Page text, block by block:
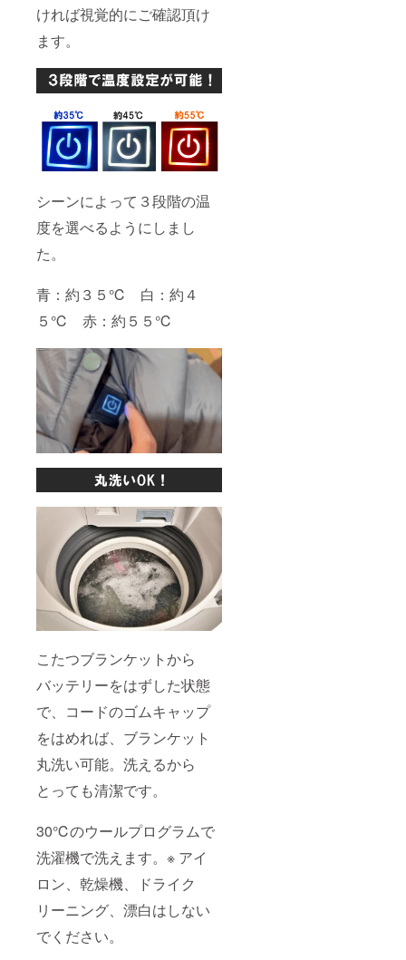
ければ視覚的にご確認頂け
ます。
シーンによって３段階の温
度を選べるようにしまし
た。
青：約３５℃ 白：約４
５℃ 赤：約５５℃
こたつブランケットから
バッテリーをはずした状態
で、コードのゴムキャップ
をはめれば、ブランケット
丸洗い可能。洗えるから
とっても清潔です。
30℃のウールプログラムで
洗濯機で洗えます。※ アイ
ロン、乾燥機、ドライク
リーニング、漂白はしない
でください。